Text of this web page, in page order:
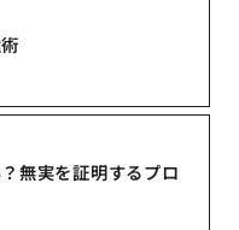
無実を証明するプロ